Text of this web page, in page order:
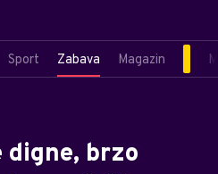
Sport Zabava Magazin
digne, brzo